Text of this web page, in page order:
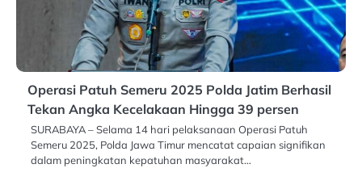
Operasi Patuh Semeru 2025 Polda Jatim Berhasil
Tekan Angka Kecelakaan Hingga 39 persen
SURABAYA – Selama 14 hari pelaksanaan Operasi Patuh
Semeru 2025, Polda Jawa Timur mencatat capaian signifikan
dalam peningkatan kepatuhan masyarakat…